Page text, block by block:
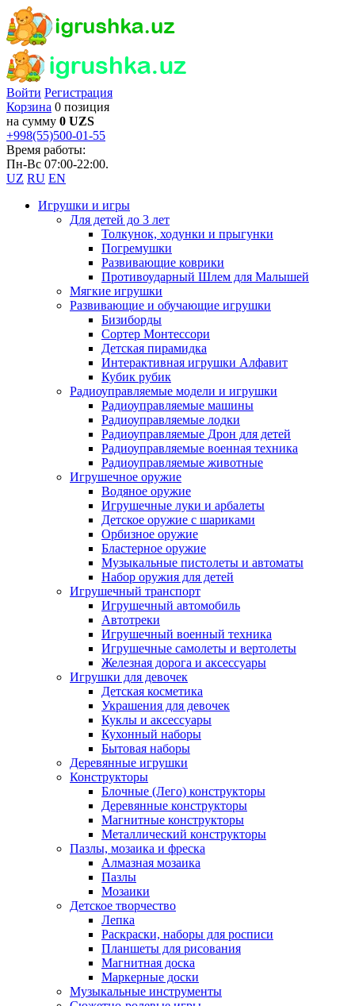
Войти Регистрация
Корзина 0 позиция
на сумму 0 UZS
+998(55)500-01-55
Время работы:
Пн-Вс 07:00-22:00.
UZ RU EN
Игрушки и игры
Для детей до 3 лет
Толкунок, ходунки и прыгунки
Погремушки
Развивающие коврики
Противоударный Шлем для Малышей
Мягкие игрушки
Развивающие и обучающие игрушки
Бизиборды
Сортер Монтессори
Детская пирамидка
Интерактивная игрушки Алфавит
Кубик рубик
Радиоуправляемые модели и игрушки
Радиоуправляемые машины
Радиоуправляемые лодки
Радиоуправляемые Дрон для детей
Радиоуправляемые военная техника
Радиоуправляемые животные
Игрушечное оружие
Водяное оружие
Игрушечные луки и арбалеты
Детское оружие с шариками
Орбизное оружие
Бластерное оружие
Музыкальные пистолеты и автоматы
Набор оружия для детей
Игрушечный транспорт
Игрушечный автомобиль
Aвтотреки
Игрушечный военный техника
Игрушечные самолеты и вертолеты
Железная дорога и аксессуары
Игрушки для девочек
Детская косметика
Украшения для девочек
Куклы и аксессуары
Кухонный наборы
Бытовая наборы
Деревянные игрушки
Конструкторы
Блочные (Лего) конструкторы
Деревянные конструкторы
Магнитные конструкторы
Металлический конструкторы
Пазлы, мозаика и фреска
Алмазная мозаика
Пазлы
Мозаики
Детское творчество
Лепка
Раскраски, наборы для росписи
Планшеты для рисования
Магнитная доска
Маркерные доски
Музыкальные инструменты